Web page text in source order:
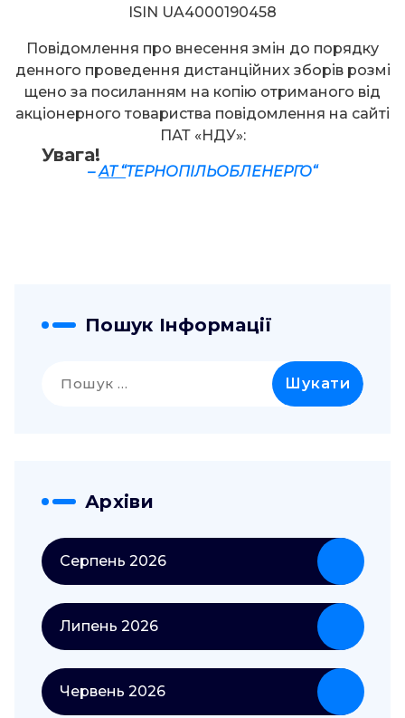
Увага!
ISIN UA4000190458
Повідомлення про внесення змін до порядку
денного проведення дистанційних зборів розмі
щено за посиланням на копію отриманого від
акціонерного товариства повідомлення на сайті
ПАТ «НДУ»:
–АТ “ТЕРНОПІЛЬОБЛЕНЕРГО“
Пошук Інформації
Архіви
Серпень 2026
Липень 2026
Червень 2026